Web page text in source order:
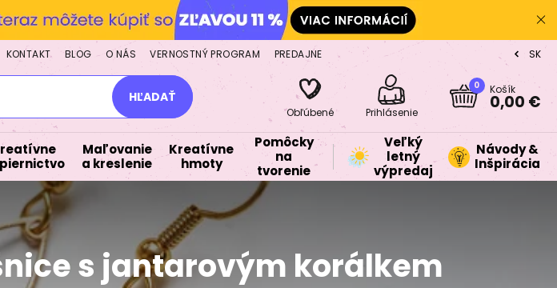
KONTAKT BLOG O NÁS VERNOSTNÝ PROGRAM PREDAJNE CZ
SK
HĽADAŤ
Obľúbené Prihlásenie
0 Košík
0,00 €
Maľovanie
a kreslenie
Kreatívne
hmoty
Pomôcky
na
tvorenie
Veľký
letný
výpredaj
Návody &
Inšpirácia
s jantarovým korálkem